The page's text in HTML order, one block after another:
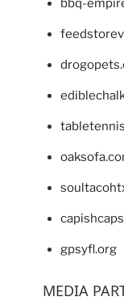
bbq-
gpsyfl.org
MEDIA